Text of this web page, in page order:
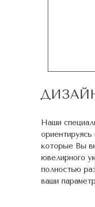
Наши
которые Вы
ювелирного
полностью
ваши